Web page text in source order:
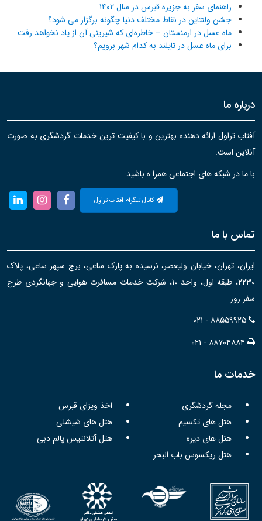
راهنمای سفر به جزیره قبرس در سال ۱۴۰۲
جشن ولنتاین در نقاط مختلف دنیا چگونه برگزار می شود؟
ماه عسل در ارمنستان – خاطره‌ای که شیرینی آن از یاد نخواهد رفت
برای ماه عسل در تایلند به کدام شهر برویم؟
درباره ما
آفتاب تراول ارائه دهنده بهترین و با کیفیت ترین خدمات گردشگری به صورت
آنلاین است.
با ما در شبکه های اجتماعی همرا ه باشید:
کانال تلگرام آفتاب تراول
تماس با ما
ایران، تهران، خیابان ولیعصر، نرسیده به پارک ساعی، برج سپهر ساعی، پلاک
۲۲۳۰، طبقه اول، واحد ۱۰، شرکت خدمات مسافرت هوایی و جهانگردی طرح
سفر روز
۰۲۱ - ۸۸۵۵۹۹۲۵
۰۲۱ - ۸۸۷۰۴۸۸۴
خدمات ما
مجله گردشگری
اخذ ویزای قبرس
هتل های تکسیم
هتل های شیشلی
هتل های دیره
هتل آتلانتیس پالم دبی
هتل ریکسوس باب البحر